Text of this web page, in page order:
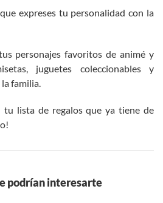
expreses tu personalidad con la
personajes favoritos de animé y
juguetes coleccionables y
familia.
tu lista de regalos que ya tiene de
podrían interesarte